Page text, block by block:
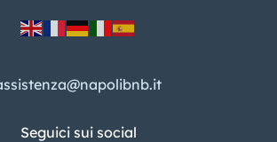
Seguici sui social